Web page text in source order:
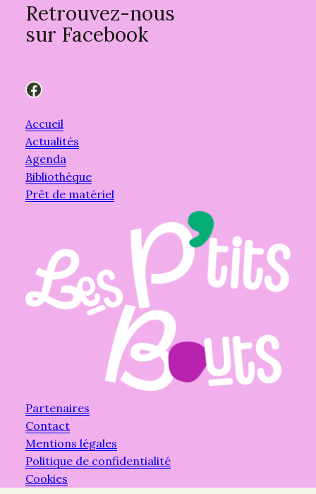
Retrouvez-nous
sur Facebook
Facebook
Accueil
Actualités
Agenda
Bibliothèque
Prêt de matériel
Partenaires
Contact
Mentions légales
Politique de confidentialité
Cookies